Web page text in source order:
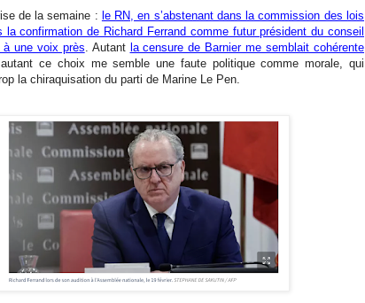
de la semaine : le RN, en s’abstenant dans la commission des lois
la confirmation de Richard Ferrand comme futur président du conseil
une voix près . Autant la censure de Barnier me semblait cohérente
ce choix me semble une faute politique comme morale, qui
la chiraquisation du parti de Marine Le Pen.